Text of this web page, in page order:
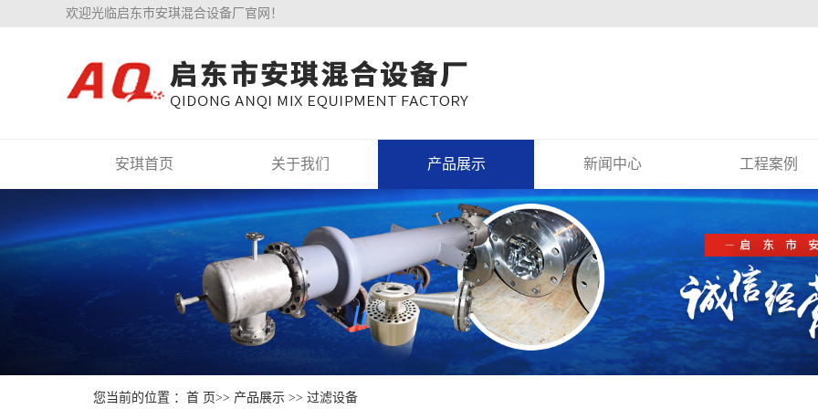
欢迎光临启东市安琪混合设备厂官网！
安琪首页 关于我们 产品展示 新闻中心 工程案例
您当前的位置 ： 首 页>> 产品展示 >> 过滤设备